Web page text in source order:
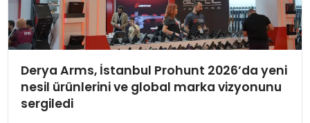
Derya Arms, İstanbul Prohunt 2026’da yeni
nesil ürünlerini ve global marka vizyonunu
sergiledi